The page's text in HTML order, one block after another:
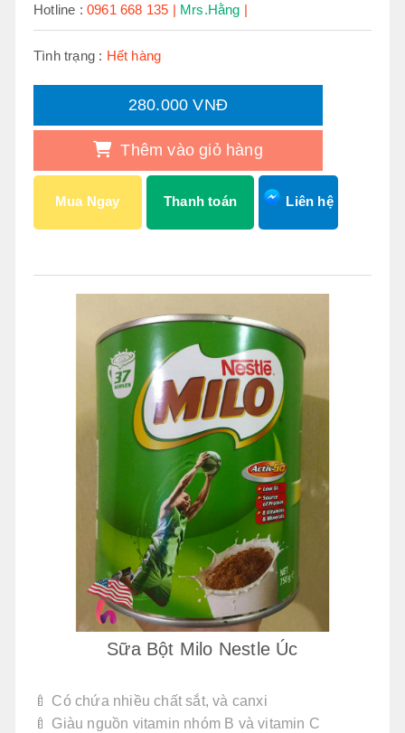
Hotline :0961 668 135 | Mrs.Hằng |
Tình trạng : Hết hàng
280.000 VNĐ
Thêm vào giỏ hàng
Mua Ngay Thanh toán Liên hệ
Sữa Bột Milo Nestle Úc
🍼 Có chứa nhiều chất sắt, và canxi
🍼 Giàu nguồn vitamin nhóm B và vitamin C